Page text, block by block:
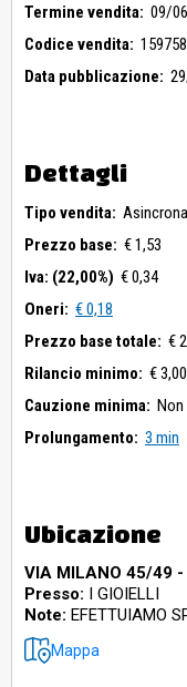
Termine vendita: 09/
Codice vendita:
Data pubblicazione:
Dettagli
Tipo vendita:
Prezzo base: € 1,53
Iva: (22,00%) € 0,34
Oneri: € 0,18
Prezzo base totale: €
Rilancio minimo: € 3,00
Cauzione minima:
Prolungamento: 3 min
Ubicazione
VIA MILANO 45/49
Presso: I GIOIELLI
Note: EFETTUIAMO
Mappa